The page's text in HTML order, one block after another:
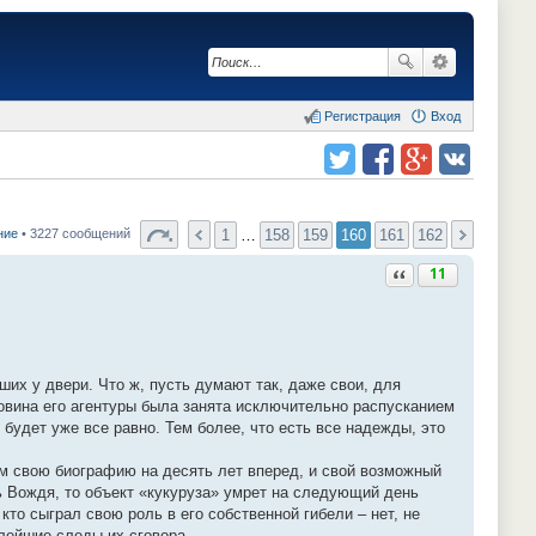
Вход
Регистрация
• 3227 сообщений 1 158 159 160 161 162
Ответить с цитатой
11
у двери. Что ж, пусть думают так, даже свои, для
его агентуры была занята исключительно распусканием
уже все равно. Тем более, что есть все надежды, это
свою биографию на десять лет вперед, и свой возможный
то объект «кукуруза» умрет на следующий день
сыграл свою роль в его собственной гибели – нет, не